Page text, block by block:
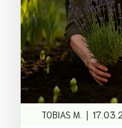
TOBIAS M. |